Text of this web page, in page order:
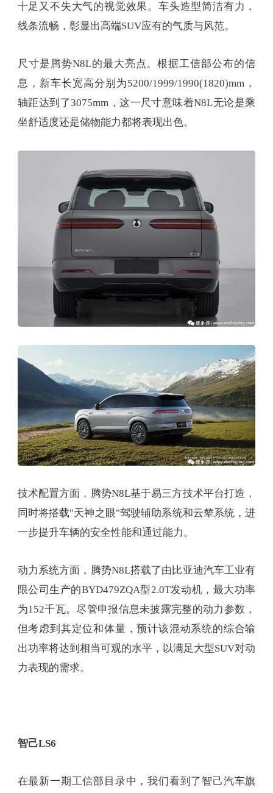
十足又不失大气的视觉效果。车头造型简洁有力，
线条流畅，彰显出高端SUV应有的气质与风范。
尺寸是腾势N8L的最大亮点。根据工信部公布的信
息，新车长宽高分别为5200/1999/1990(1820)mm，
轴距达到了3075mm，这一尺寸意味着N8L无论是乘
坐舒适度还是储物能力都将表现出色。
技术配置方面，腾势N8L基于易三方技术平台打造，
同时将搭载"天神之眼"驾驶辅助系统和云辇系统，进
一步提升车辆的安全性能和通过能力。
动力系统方面，腾势N8L搭载了由比亚迪汽车工业有
限公司生产的BYD479ZQA型2.0T发动机，最大功率
为152千瓦。尽管申报信息未披露完整的动力参数，
但考虑到其定位和体量，预计该混动系统的综合输
出功率将达到相当可观的水平，以满足大型SUV对动
力表现的需求。
智己LS6
在最新一期工信部目录中，我们看到了智己汽车旗